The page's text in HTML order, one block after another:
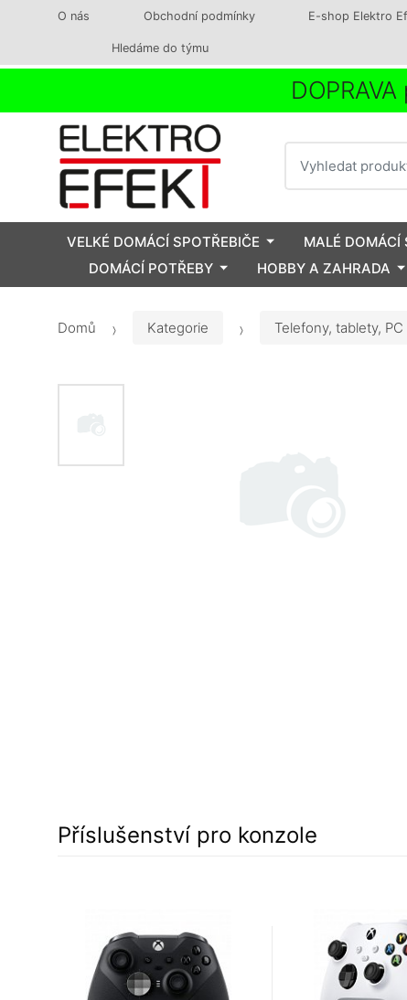
O nás Obchodní podmínky E-shop Elektro
Hledáme do týmu
VELKÉ DOMÁCÍ SPOTŘEBIČE MALÉ DOMÁCÍ
DOMÁCÍ POTŘEBY
HOBBY A ZAHRADA
Domů Kategorie Telefony, tablety, PC
Příslušenství pro konzole